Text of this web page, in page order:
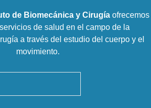
de Biomecánica y Cirugía ofrecemos
de salud en el campo de la
a través del estudio del cuerpo y el
movimiento.